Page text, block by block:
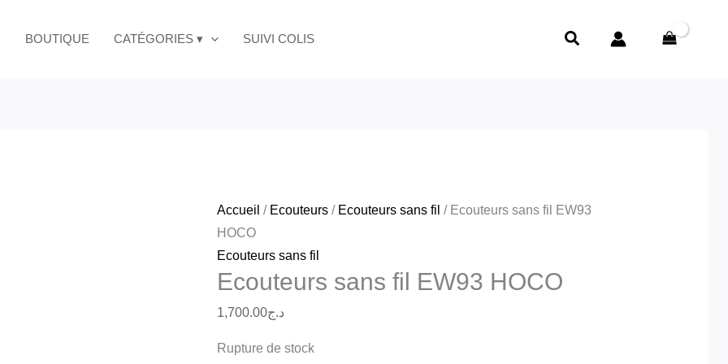
BOUTIQUE CATÉGORIES ▾ SUIVI COLIS Rechercher
Accueil / Ecouteurs / Ecouteurs sans fil / Ecouteurs sans fil EW93
HOCO
Ecouteurs sans fil
Ecouteurs sans fil EW93 HOCO
د.ج1,700.00
Rupture de stock